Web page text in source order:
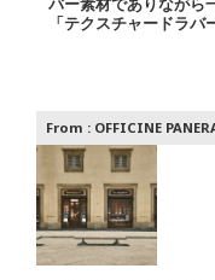
バー素材でありながら
「テクスチャードラバ
From : OFFICINE